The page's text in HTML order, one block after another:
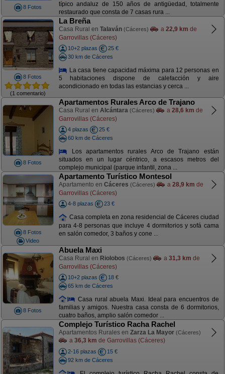
8 Fotos
típico andaluz de 150 años de antigüedad, totalmente
restaurado que consta de 7 casas rura ...
8 Fotos
(1 comentario)
La Breña
Casa Rural en Talaván (Cáceres) a 22,9 km de
Garrovillas (Cáceres)
10+2 plazas
25 €
30 km de Cáceres
La casa tiene capacidad máxima para 12 personas en
5 habitaciones dispone de calefacción y aire
acondicionado en todas las estancias y cerca ...
8 Fotos
Apartamentos Rurales Arco de Trajano
Casa Rural en Alcántara (Cáceres) a 28,6 km de
Garrovillas (Cáceres)
4 plazas
25 €
60 km de Cáceres
Los apartamentos rurales Arco de Trajano están
situados en un lugar céntrico, a escasos metros del
complejo municipal (parque infantil, zona ...
8 Fotos
Video
Apartamento Turístico Montesol
Apartamento en Cáceres (Cáceres) a 28,9 km de
Garrovillas (Cáceres)
4-8 plazas 23 €
Casa completa en zona residencial de Cáceres ciudad
para 4-8 personas que incluye 4 dormitorios y sofá cama
en salón comedor, 3 baños y cone ...
8 Fotos
Abuela Maxi
Casa Rural en Riolobos (Cáceres) a 31,3 km de
Garrovillas (Cáceres)
10+2 plazas
18 €
65 km de Cáceres
Casa rural abuela Maxi. Ideal para encuentros de
familias y amigos. Nuestra casa consta de 6 dormitorios,
cuatro baños, amplio salón comedor ...
Complejo Turístico Racha Rachel
Apartamentos Rurales en Zarza La Mayor (Cáceres)
a 36,3 km de Garrovillas (Cáceres)
2-16 plazas
15 €
92 km de Cáceres